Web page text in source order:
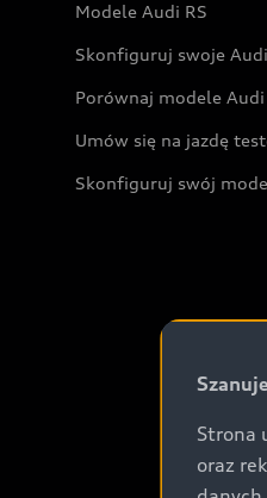
Modele Audi RS
Skonfiguruj swoje Audi
Porównaj modele Audi
Umów się na jazdę
Skonfiguruj swój
Strona
oraz